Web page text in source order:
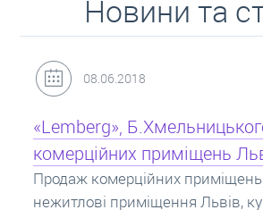
Новини та
31.05.2018
Кредит під заставу
Іпотека на квартиру – кредит на
заставу нерухомості. Купити в
потрібно знати? Консультація